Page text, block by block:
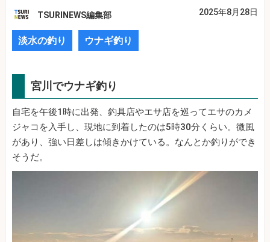
TSURINEWS編集部 2025年8月28日
淡水の釣り ウナギ釣り
宮川でウナギ釣り
自宅を午後1時に出発、釣具店やエサ店を巡ってエサのカメ
ジャコを入手し、現地に到着したのは5時30分くらい。微風
があり、強い日差しは傾きかけている。なんとか釣りができ
そうだ。